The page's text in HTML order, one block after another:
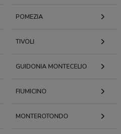
POMEZIA
TIVOLI
GUIDONIA MONTECELIO
FIUMICINO
MONTEROTONDO